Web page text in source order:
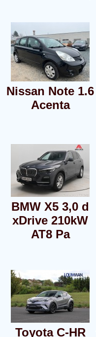
Nissan Note 1.6
Acenta
BMW X5 3,0 d
xDrive 210kW
AT8 Pa
Toyota C-HR